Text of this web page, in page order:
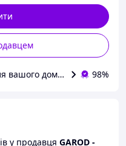
вашого дому, саду, городу
98%
у продавця GAROD -